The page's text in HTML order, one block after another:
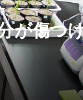
が傷つ